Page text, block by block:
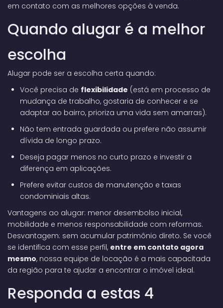
em contato com as melhores opções à venda.
Quando alugar é a melhor
escolha
Alugar pode ser a escolha certa quando:
Você precisa de flexibilidade (está em processo de
mudança de trabalho, gostaria de conhecer e se
adaptar ao bairro, prioriza uma vida sem amarras).
Não tem entrada guardada ou prefere não assumir
dívida de longo prazo.
Deseja pagar menos no curto prazo e investir a
diferença em aplicações.
Prefere evitar custos de manutenção e taxas
condominiais altas.
Vantagens ao alugar: menor desembolso inicial,
mobilidade e menos responsabilidade com reformas.
Desvantagem: sem acumular patrimônio direto. Se você
se identifica com esse perfil, entre em contato agora
mesmo, nossa equipe de locação é a mais capacitada
da região para te ajudar a encontrar o imóvel ideal.
Responda a estas 4